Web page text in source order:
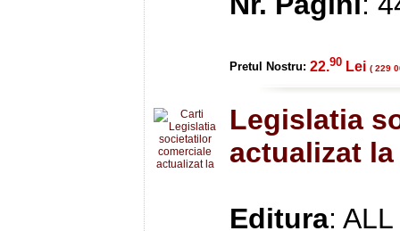
Pretul Nostru: 22.90 Lei ( 229
Legislatia
actualizat la
Editura: